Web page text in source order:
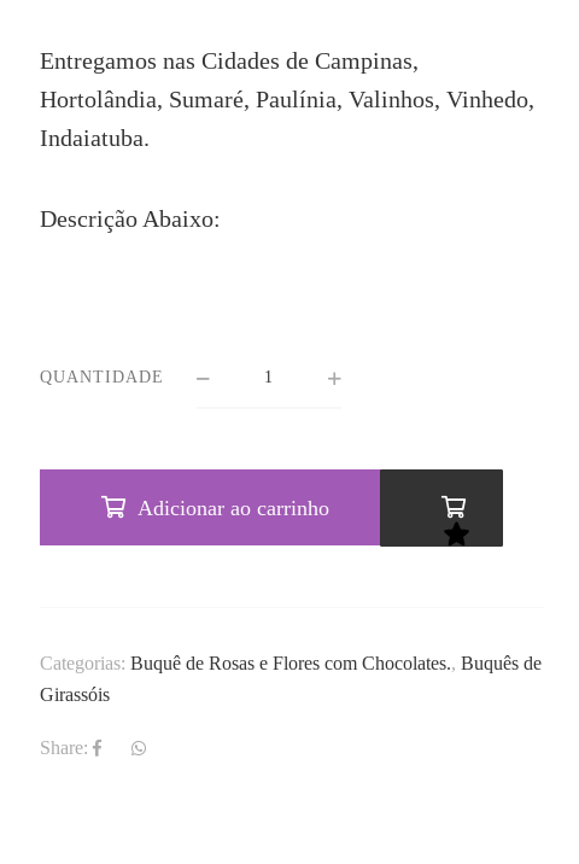
Entregamos nas Cidades de Campinas,
Hortolândia, Sumaré, Paulínia, Valinhos, Vinhedo,
Indaiatuba.
Descrição Abaixo:
QUANTIDADE
Adicionar ao carrinho
Categorias:Buquê de Rosas e Flores com Chocolates.,Buquês de
Girassóis
Share: